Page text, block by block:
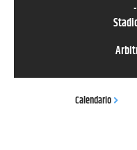
-
Calendario